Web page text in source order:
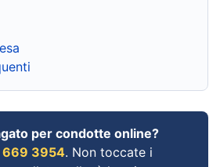
per condotte online?
3954. Non toccate i